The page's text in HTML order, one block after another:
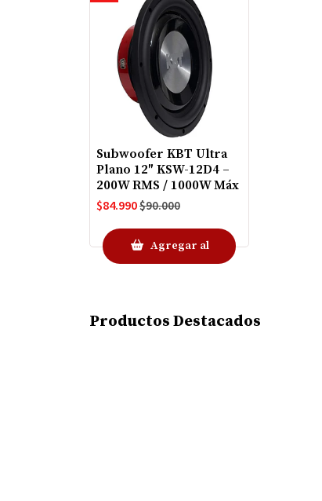
Subwoofer KBT Ultra
Plano 12″ KSW-12D4 –
200W RMS / 1000W Máx
$84.990$90.000
Agregar al
Productos Destacados